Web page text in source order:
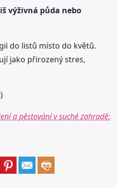
výživná půda nebo
do listů místo do květů.
jako přirozený stres,
a pěstování v suché zahradě: